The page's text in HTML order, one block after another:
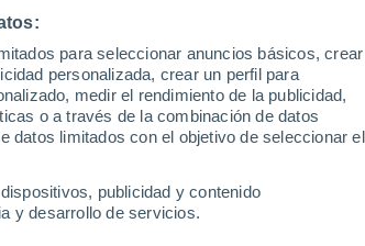
para seleccionar anuncios básicos, crear
personalizada, crear un perfil para
medir el rendimiento de la publicidad,
o a través de la combinación de datos
datos limitados con el objetivo de seleccionar el
publicidad y contenido
y desarrollo de servicios.
8°
-